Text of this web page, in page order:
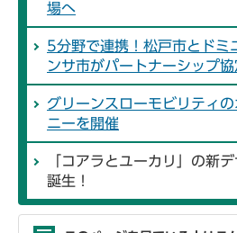
場へ
5分野で連携！松戸市とドミ
ンサ市がパートナーシップ
グリーンスローモビリティ
ニーを開催
「コアラとユーカリ」の新
誕生！